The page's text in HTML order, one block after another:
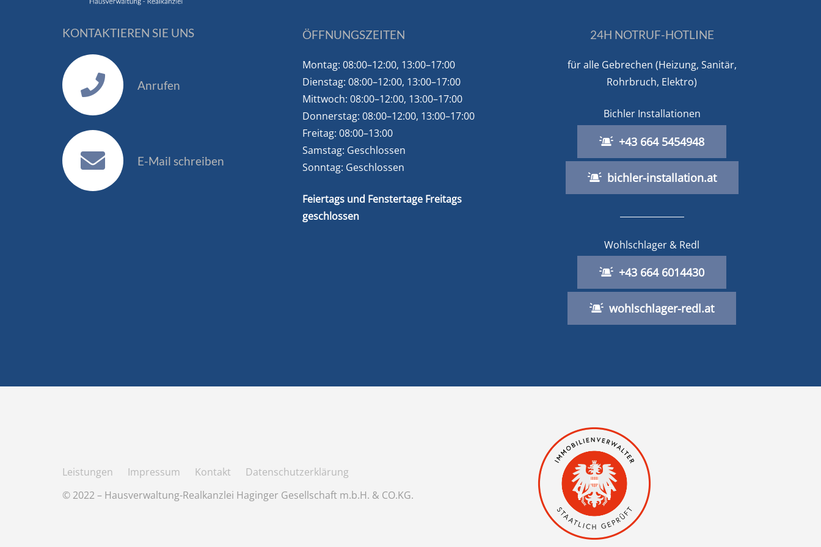
KONTAKTIEREN SIE UNS
Anrufen
E-Mail schreiben
ÖFFNUNGSZEITEN
Montag: 08:00–12:00, 13:00–17:00
Dienstag: 08:00–12:00, 13:00–17:00
Mittwoch: 08:00–12:00, 13:00–17:00
Donnerstag: 08:00–12:00, 13:00–17:00
Freitag: 08:00–13:00
Samstag: Geschlossen
Sonntag: Geschlossen
Feiertags und Fenstertage Freitags
geschlossen
24H NOTRUF-HOTLINE
für alle Gebrechen (Heizung, Sanitär,
Rohrbruch, Elektro)
Bichler Installationen
+43 664 5454948
bichler-installation.at
Wohlschlager & Redl
+43 664 6014430
wohlschlager-redl.at
Leistungen Impressum Kontakt
Datenschutzerklärung
© 2022 – Hausverwaltung-Realkanzlei Haginger Gesellschaft m.b.H. & CO.KG.